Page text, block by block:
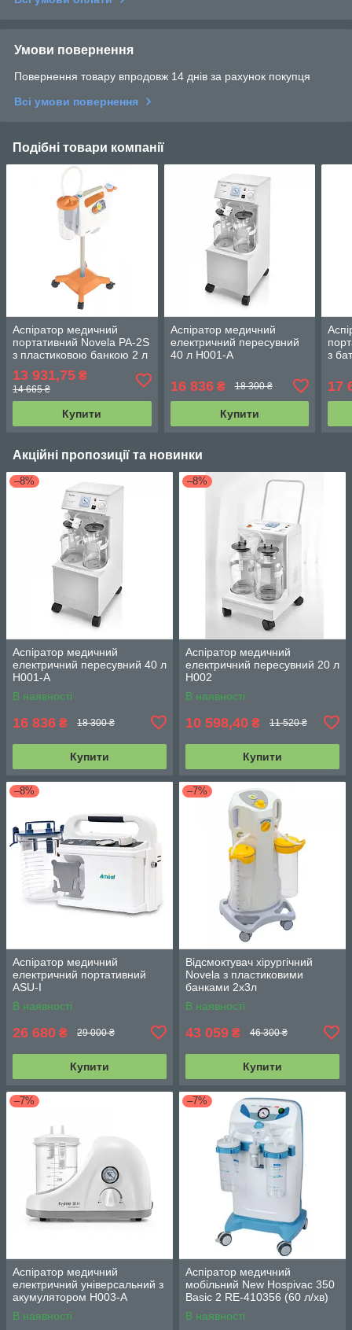
Умови повернення
Повернення товару впродовж 14 днів за рахунок покупця
Всі умови повернення
Подібні товари компанії
Аспіратор медичний
портативний Novela PA-2S
з пластиковою банкою 2 л
13 931,75 ₴
14 665 ₴
Купити
Аспіратор медичний
електричний пересувний
40 л H001-A
16 836₴ 18 300 ₴
Купити
з
17
Акційні пропозиції та новинки
–8%
Аспіратор медичний
електричний пересувний 40 л
H001-A
В наявності
16 836 ₴ 18 300 ₴
Купити
–8%
Аспіратор медичний
електричний пересувний 20 л
H002
В наявності
10 598,40 ₴ 11 520 ₴
Купити
–8%
Аспіратор медичний
електричний портативний
ASU-I
В наявності
26 680 ₴ 29 000 ₴
Купити
–7%
Відсмоктувач хірургічний
Novela з пластиковими
банками 2х3л
В наявності
43 059 ₴ 46 300 ₴
Купити
–7%
Аспіратор медичний
електричний універсальний з
акумулятором H003-А
В наявності
–7%
Аспіратор медичний
мобільний New Hospivac 350
Basic 2 RE-410356 (60 л/хв)
В наявності